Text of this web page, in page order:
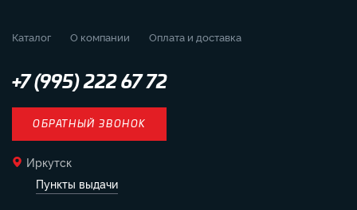
Каталог О компании Оплата и доставка
+7 (995) 222 67 72
ОБРАТНЫЙ ЗВОНОК
Иркутск
Пункты выдачи